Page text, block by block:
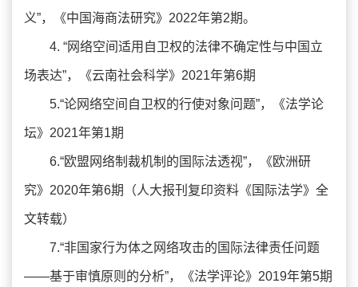
义”，《中国海商法研究》2022年第2期。
4. “网络空间适用自卫权的法律不确定性与中国立
场表达”，《云南社会科学》2021年第6期
5.“论网络空间自卫权的行使对象问题”，《法学论
坛》2021年第1期
6.“欧盟网络制裁机制的国际法透视”，《欧洲研
究》2020年第6期（人大报刊复印资料《国际法学》全
文转载）
7.“非国家行为体之网络攻击的国际法律责任问题
——基于审慎原则的分析”，《法学评论》2019年第5期